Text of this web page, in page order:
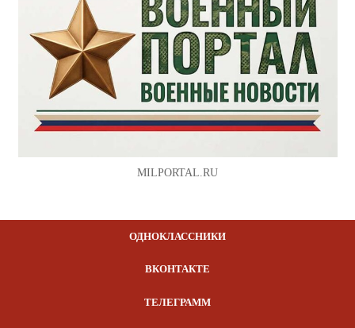
MILPORTAL.RU
ОДНОКЛАССНИКИ
ВКОНТАКТЕ
ТЕЛЕГРАММ